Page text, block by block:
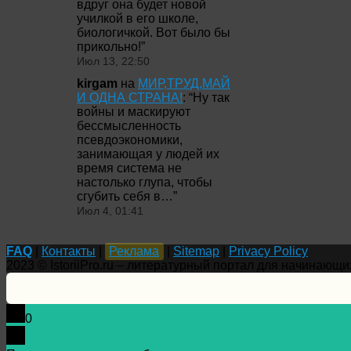
вдруг она будет новой
училкой в его школе,
биологичкой. Вот было бы
прикольно!”
Июл 13, 22:50
kirgam на МИР,ТРУД,МАЙ
И ОДНА СТРАНА!: “Ну так
войны и маскируют
бессмысленность
псевдоэкономики,
занимающая у людей их
время система не
настолько глупа, чтобы
сгубить себя в…”
Июл 4, 01:41
FAQ Контакты Реклама Sitemap
Privacy Policy
0